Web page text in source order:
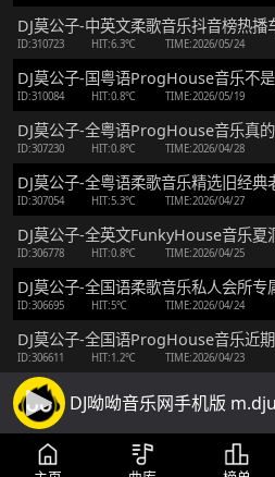
DJ莫公子-中英文柔歌音乐抖音榜热播
ID:310723 HIT:6.3℃ TIME:2026/05/24
DJ莫公子-国粤语ProgHouse音乐不
ID:310084 HIT:0.8℃ TIME:2026/05/19
DJ莫公子-全粤语ProgHouse音乐真
ID:307230 HIT:0.8℃ TIME:2026/04/28
DJ莫公子-全粤语柔歌音乐精选旧经
ID:307054 HIT:5.3℃ TIME:2026/04/27
DJ莫公子-全英文FunkyHouse音乐夏
ID:306778 HIT:0.8℃ TIME:2026/04/25
DJ莫公子-全国语柔歌音乐私人会所专
ID:306695 HIT:5℃ TIME:2026/04/24
DJ莫公子-全国语ProgHouse音乐近
ID:306611 HIT:1.2℃ TIME:2026/04/23
DJ呦呦音乐网手机版